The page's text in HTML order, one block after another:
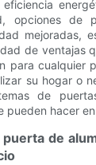
opciones de
mejoradas,
de ventajas
para cualquier
su hogar o
de
pueden hacer
de